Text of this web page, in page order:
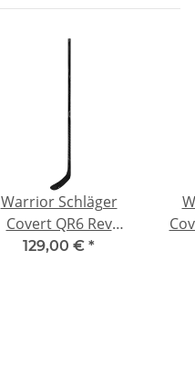
Warrior Schläger
Covert QR6 Rev
Intermediate
129,00 € *